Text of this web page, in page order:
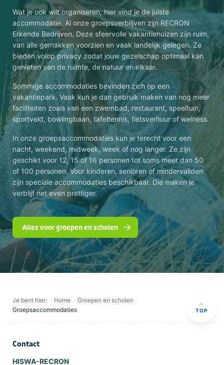
Wat je ook wilt organiseren, hier vind je de juiste
accommodatie. Al onze groepsverblijven zijn RECRON
Erkende Bedrijven. Deze sfeervolle vakantiehuizen zijn ruim,
van alle gemakken voorzien en vaak landelijk gelegen. Ze
bieden volop privacy zodat jouw gezelschap optimaal kan
genieten van de ruimte, de natuur en elkaar.
Sommige accommodaties bevinden zich op een
vakantiepark. Vaak kun je dan gebruik maken van nog meer
faciliteiten zoals van een zwembad, restaurant, speeltuin,
sportveld, bowlingbaan, tafeltennis, fietsverhuur of welness.
In onze groepsaccommodaties kun je terecht voor een
nacht, weekend, midweek, week of nog langer. Ze zijn
geschikt voor 12, 15 of 16 personen tot soms meer dan 50
of 100 personen. Voor kinderen, senioren of mindervaliden
zijn speciale accommodaties beschikbaar. Die maken je
verblijf net even prettiger.
Alles voor groepen en scholen
Je bent hier: Home
Groepen en scholen
Groepsaccommodaties
TOP
Contact
HISWA-RECRON